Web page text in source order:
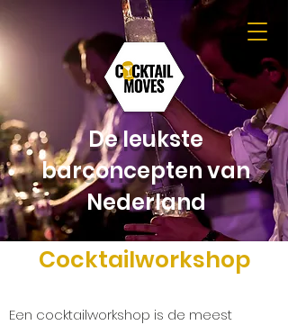
De leukste
barconcepten van
Nederland
Cocktailworkshop
Een cocktailworkshop is de meest